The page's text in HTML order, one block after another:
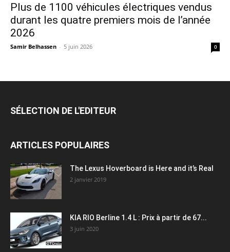
Plus de 1100 véhicules électriques vendus
durant les quatre premiers mois de l’année
2026
Samir Belhassen - 5 juin 2026 0
SÉLECTION DE L'EDITEUR
ARTICLES POPULAIRES
The Lexus Hoverboard is Here and it’s Real
2 janvier 2019
KIA RIO Berline 1.4 L : Prix à partir de 67...
3 juin 2020